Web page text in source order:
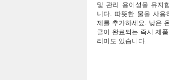
및 관리 용이성을 유지
니다. 따뜻한 물을 사용
제를 추가하세요. 낮은
클이 완료되는 즉시 제
리미도 있습니다.